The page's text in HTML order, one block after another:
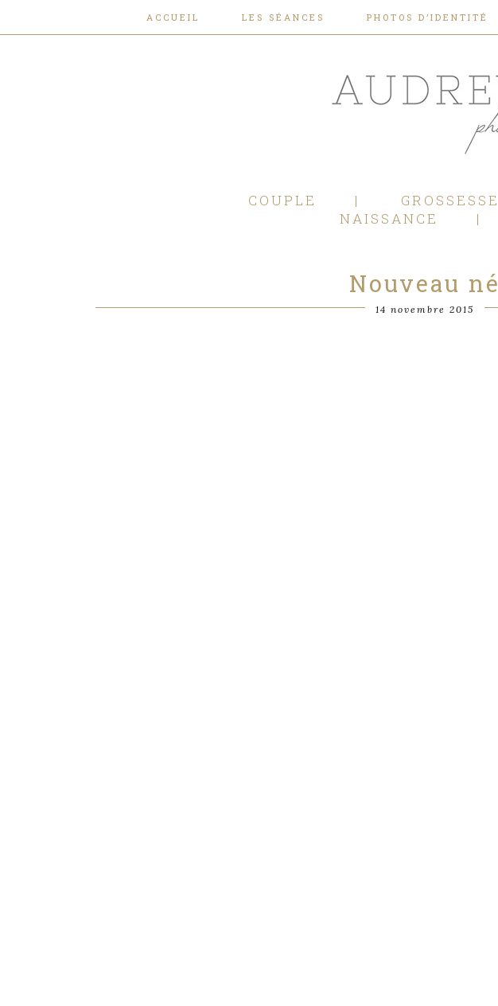
ACCUEIL LES SÉANCES PHOTOS D’IDENTITÉ
COUPLE GROSSESSE
NAISSANCE
Nouveau né
14 novembre 2015